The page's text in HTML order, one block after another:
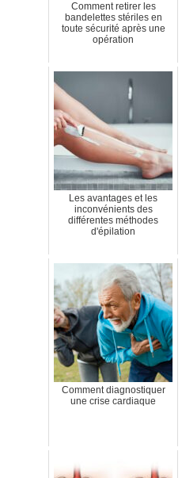
Comment retirer les
bandelettes stériles en
toute sécurité après une
opération
Les avantages et les
inconvénients des
différentes méthodes
d'épilation
Comment diagnostiquer
une crise cardiaque